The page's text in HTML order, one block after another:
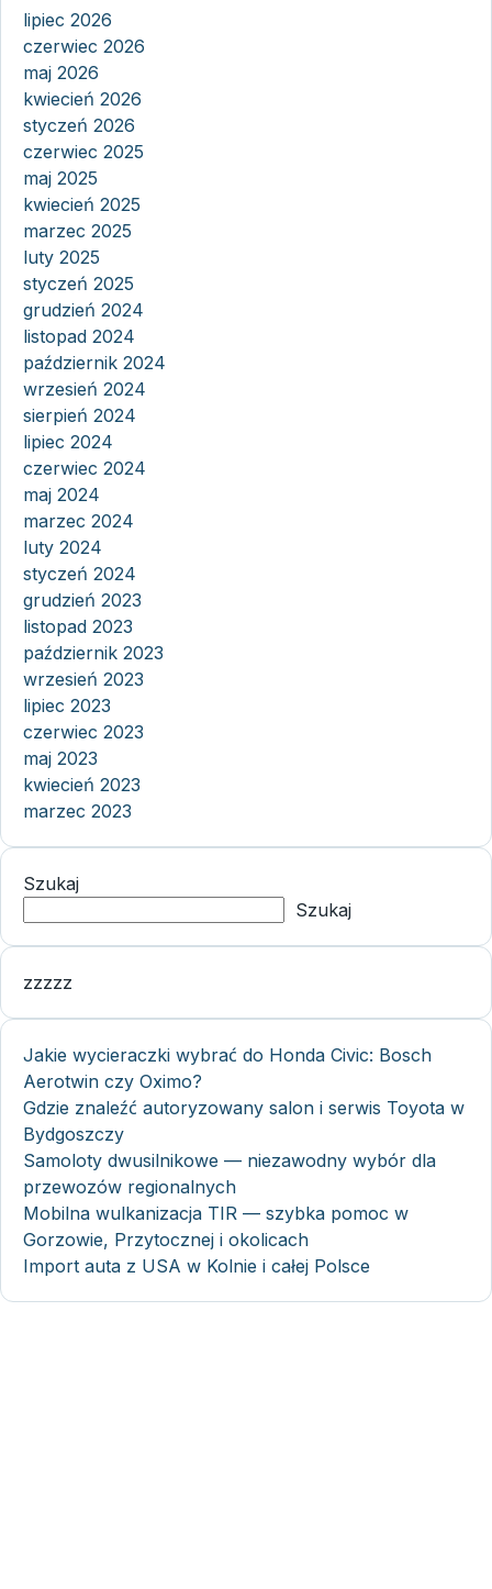
lipiec 2026
czerwiec 2026
maj 2026
kwiecień 2026
styczeń 2026
czerwiec 2025
maj 2025
kwiecień 2025
marzec 2025
luty 2025
styczeń 2025
grudzień 2024
listopad 2024
październik 2024
wrzesień 2024
sierpień 2024
lipiec 2024
czerwiec 2024
maj 2024
marzec 2024
luty 2024
styczeń 2024
grudzień 2023
listopad 2023
październik 2023
wrzesień 2023
lipiec 2023
czerwiec 2023
maj 2023
kwiecień 2023
marzec 2023
Szukaj
Szukaj
zzzzz
Jakie wycieraczki wybrać do Honda Civic: Bosch
Aerotwin czy Oximo?
Gdzie znaleźć autoryzowany salon i serwis Toyota w
Bydgoszczy
Samoloty dwusilnikowe — niezawodny wybór dla
przewozów regionalnych
Mobilna wulkanizacja TIR — szybka pomoc w
Gorzowie, Przytocznej i okolicach
Import auta z USA w Kolnie i całej Polsce